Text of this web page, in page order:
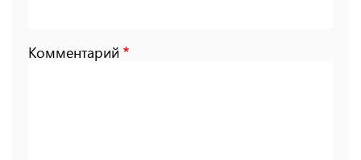
Комментарий